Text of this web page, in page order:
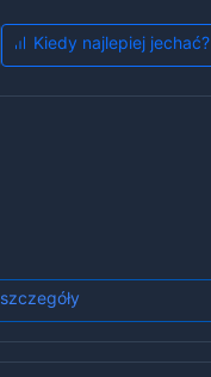
Kiedy najlepiej jechać?